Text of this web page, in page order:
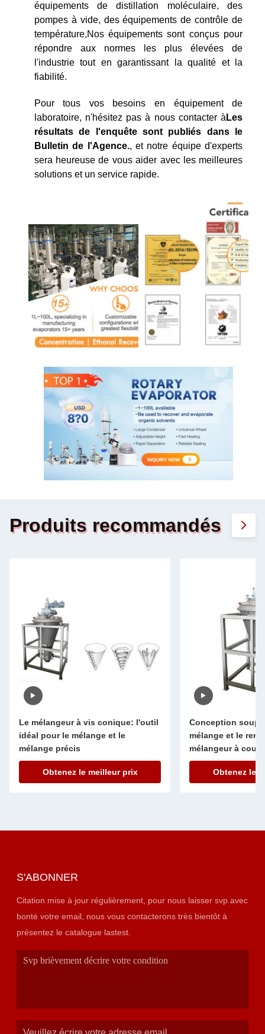
équipements de distillation moléculaire, des
pompes à vide, des équipements de contrôle de
température,Nos équipements sont conçus pour
répondre aux normes les plus élevées de
l'industrie tout en garantissant la qualité et la
fiabilité.
Pour tous vos besoins en équipement de
laboratoire, n'hésitez pas à nous contacter à Les
résultats de l'enquête sont publiés dans le
Bulletin de l'Agence., et notre équipe d'experts
sera heureuse de vous aider avec les meilleures
solutions et un service rapide.
Produits recommandés
Conception souple pour le
mélange et le remuement du
mélangeur à courroie à vis
conique pour équipement de
laboratoire général
Obtenez le meilleur prix
Evaporateur
thermique de 100
Obtenez le
S'ABONNER
Citation mise à jour régulièrement, pour nous laisser svp avec
bonté votre email, nous vous contacterons très bientôt à
présentez le catalogue lastest.